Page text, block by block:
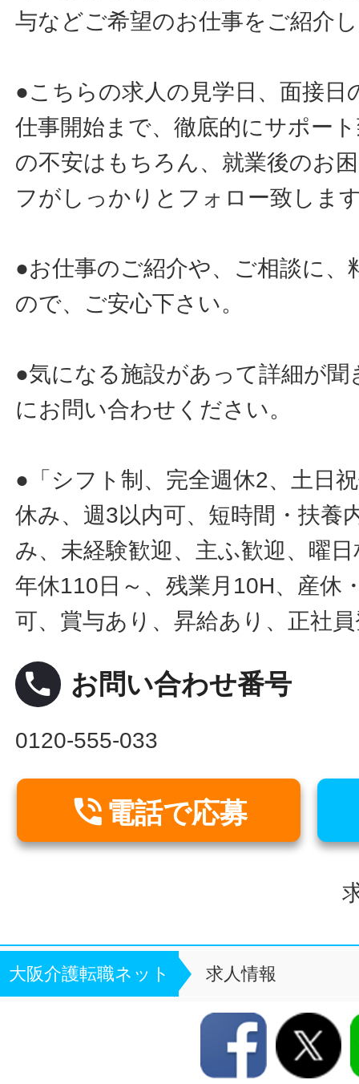
与などご希望のお仕事をご紹介
●こちらの求人の見学日、面接日
仕事開始まで、徹底的にサポー
の不安はもちろん、就業後のお
フがしっかりとフォロー致しま
●お仕事のご紹介や、ご相談に
ので、ご安心下さい。
●気になる施設があって詳細が
にお問い合わせください。
●「シフト制、完全週休2、土日
休み、週3以内可、短時間・扶養
み、未経験歓迎、主ふ歓迎、曜
年休110日～、残業月10H、産休
可、賞与あり、昇給あり、正社
local_phone お問い合わせ番号
0120-555-033
 電話で応募
大阪介護転職ネット 求人情報